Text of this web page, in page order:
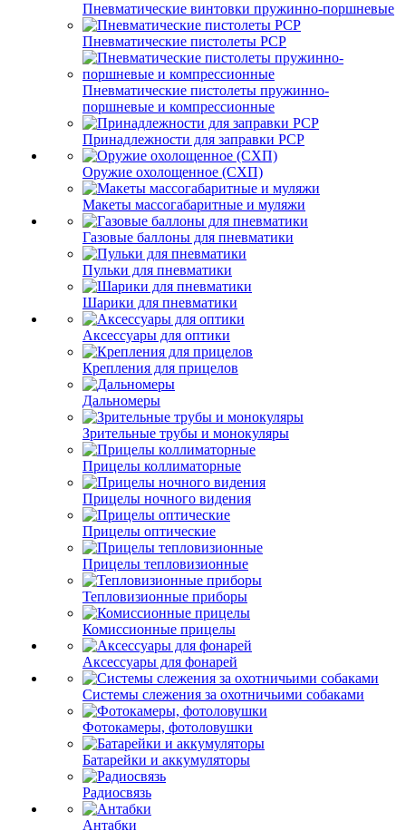
Пневматические винтовки пружинно-поршневые
Пневматические пистолеты PCP
Пневматические пистолеты пружинно-
поршневые и компрессионные
Принадлежности для заправки PCP
Оружие охолощенное (СХП)
Макеты массогабаритные и муляжи
Газовые баллоны для пневматики
Пульки для пневматики
Шарики для пневматики
Аксессуары для оптики
Крепления для прицелов
Дальномеры
Зрительные трубы и монокуляры
Прицелы коллиматорные
Прицелы ночного видения
Прицелы оптические
Прицелы тепловизионные
Тепловизионные приборы
Комиссионные прицелы
Аксессуары для фонарей
Системы слежения за охотничьими собаками
Фотокамеры, фотоловушки
Батарейки и аккумуляторы
Радиосвязь
Антабки